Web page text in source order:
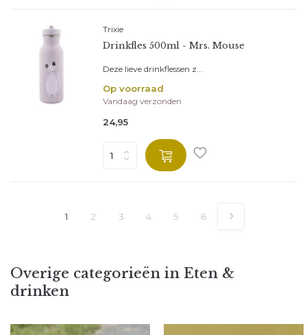
Trixie
Drinkfles 500ml - Mrs. Mouse
Deze lieve drinkflessen z...
Op voorraad
Vandaag verzonden
24,95
1 2 3 4 5 6
Overige categorieën in Eten &
drinken